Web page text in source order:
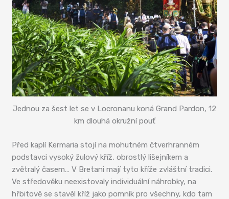
Jednou za šest let se v Locronanu koná Grand Pardon, 12
km dlouhá okružní pouť
Před kaplí Kermaria stojí na mohutném čtverhranném
podstavci vysoký žulový kříž, obrostlý lišejníkem a
zvětralý časem… V Bretani mají tyto kříže zvláštní tradici.
Ve středověku neexistovaly individuální náhrobky, na
hřbitově se stavěl kříž jako pomník pro všechny, kdo tam